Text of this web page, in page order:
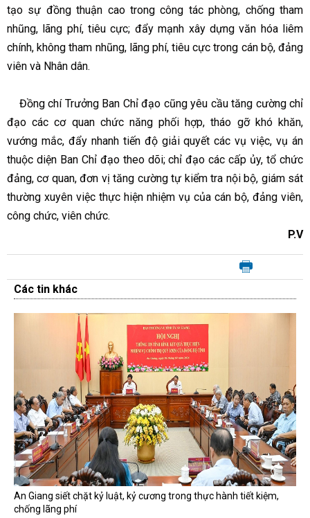
tạo sự đồng thuận cao trong công tác phòng, chống tham
nhũng, lãng phí, tiêu cực; đẩy mạnh xây dựng văn hóa liêm
chính, không tham nhũng, lãng phí, tiêu cực trong cán bộ, đảng
viên và Nhân dân.
Đồng chí Trưởng Ban Chỉ đạo cũng yêu cầu tăng cường chỉ
đạo các cơ quan chức năng phối hợp, tháo gỡ khó khăn,
vướng mắc, đẩy nhanh tiến độ giải quyết các vụ việc, vụ án
thuộc diện Ban Chỉ đạo theo dõi; chỉ đạo các cấp ủy, tổ chức
đảng, cơ quan, đơn vị tăng cường tự kiểm tra nội bộ, giám sát
thường xuyên việc thực hiện nhiệm vụ của cán bộ, đảng viên,
công chức, viên chức.
P.V
Các tin khác
An Giang siết chặt kỷ luật, kỷ cương trong thực hành tiết kiệm,
chống lãng phí